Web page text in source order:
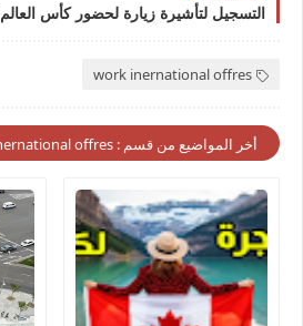
التسجيل لتأشيرة زيارة لحضور كأس العالم FIFA 2026 في كندا
work inernational offres
أخر المواضيع من قسم : work inernational offres